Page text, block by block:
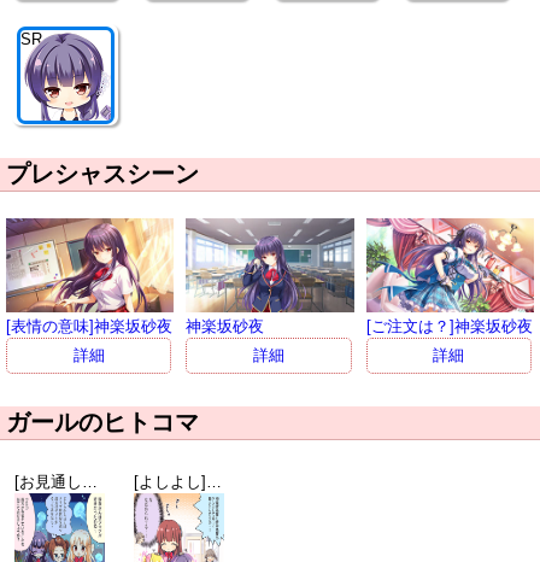
SR
プレシャスシーン
[表情の意味]神楽坂砂夜
詳細
神楽坂砂夜
詳細
[ご注文は？]神楽坂砂夜
詳細
ガールのヒトコマ
[お見通しよ？]神楽坂砂夜 [よしよし]天都かなた